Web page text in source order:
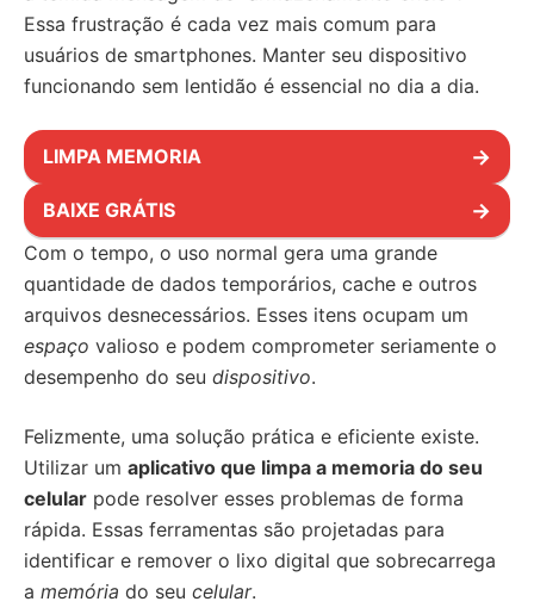
Essa frustração é cada vez mais comum para
usuários de smartphones. Manter seu dispositivo
funcionando sem lentidão é essencial no dia a dia.
LIMPA MEMORIA →
BAIXE GRÁTIS →
Com o tempo, o uso normal gera uma grande
quantidade de dados temporários, cache e outros
arquivos desnecessários. Esses itens ocupam um
espaço valioso e podem comprometer seriamente o
desempenho do seu dispositivo.
Felizmente, uma solução prática e eficiente existe.
Utilizar um aplicativo que limpa a memoria do seu
celular pode resolver esses problemas de forma
rápida. Essas ferramentas são projetadas para
identificar e remover o lixo digital que sobrecarrega
a memória do seu celular.